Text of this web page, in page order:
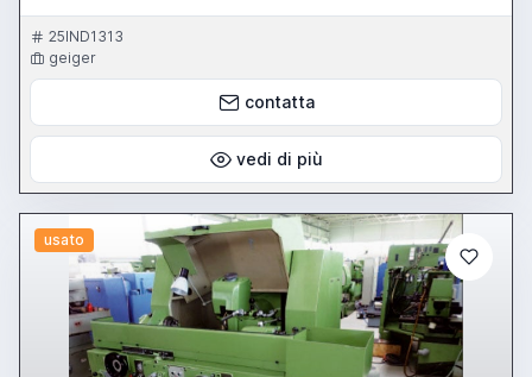
25IND1313
geiger
contatta
vedi di più
usato